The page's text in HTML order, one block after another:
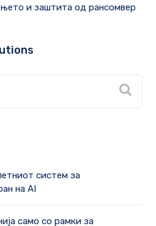
и заштита од рансомвер
систем за
на AI
само со рамки за